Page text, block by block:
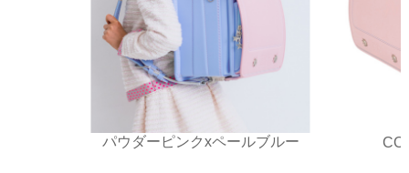
パウダーピンクxペールブルー